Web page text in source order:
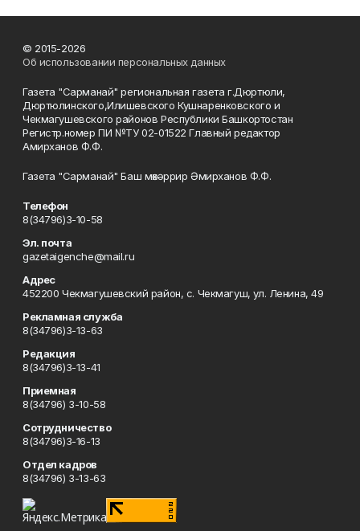
© 2015-2026
Об использовании персональных данных
Газета "Сарманай" региональная газета г.Дюртюли,
Дюртюлинского,Илишевского Кушнаренковского и
Чекмагушевского районов Республики Башкортостан
Регистр.номер ПИ №ТУ 02-01522 Главный редактор
Амирханов Ф.Ф.
Газета "Сарманай" Баш мөхәррир Әмирханов Ф.Ф.
Телефон
8(34796)3-10-58
Эл. почта
gazetaigenche@mail.ru
Адрес
452200 Чекмагушевский район, с. Чекмагуш, ул. Ленина, 49
Рекламная служба
8(34796)3-13-63
Редакция
8(34796)3-13-41
Приемная
8(34796) 3-10-58
Сотрудничество
8(34796)3-16-13
Отдел кадров
8(34796) 3-13-63